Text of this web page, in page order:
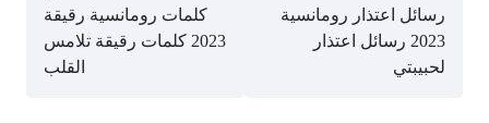
رسائل اعتذار رومانسية
2023 رسائل اعتذار
لحبيبتي
كلمات رومانسية رقيقة
2023 كلمات رقيقة تلامس
القلب